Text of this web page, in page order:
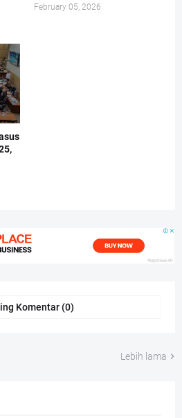
February 05, 2026
Komentar (0)
Lebih lama